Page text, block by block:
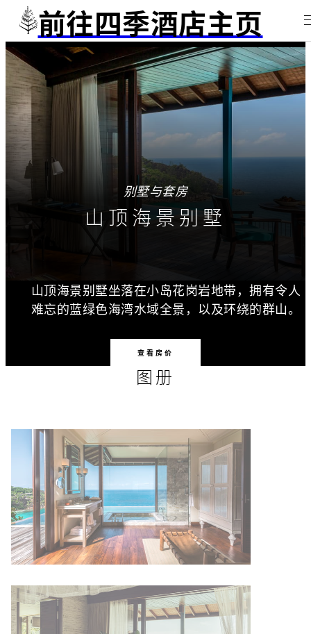
前往四季酒店主页
别墅与套房
山顶海景别墅
山顶海景别墅坐落在小岛花岗岩地带，拥有令人
难忘的蓝绿色海湾水域全景，以及环绕的群山。
查看房价
图册